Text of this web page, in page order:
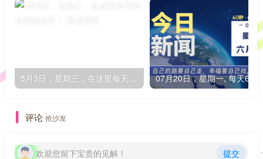
5月3日，星期三，在这里每天60秒读懂世界！
评论 抢沙发
欢迎您留下宝贵的见解！ 提交